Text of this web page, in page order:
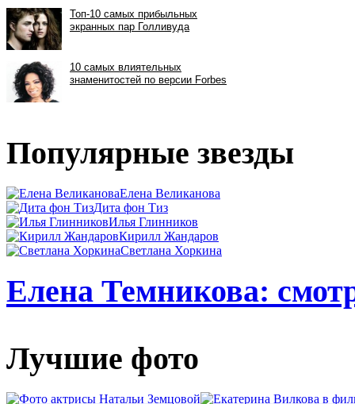
Популярные звезды
Елена Великанова
Дита фон Тиз
Илья Глинников
Кирилл Жандаров
Светлана Хоркина
Елена Темникова:
Лучшие фото